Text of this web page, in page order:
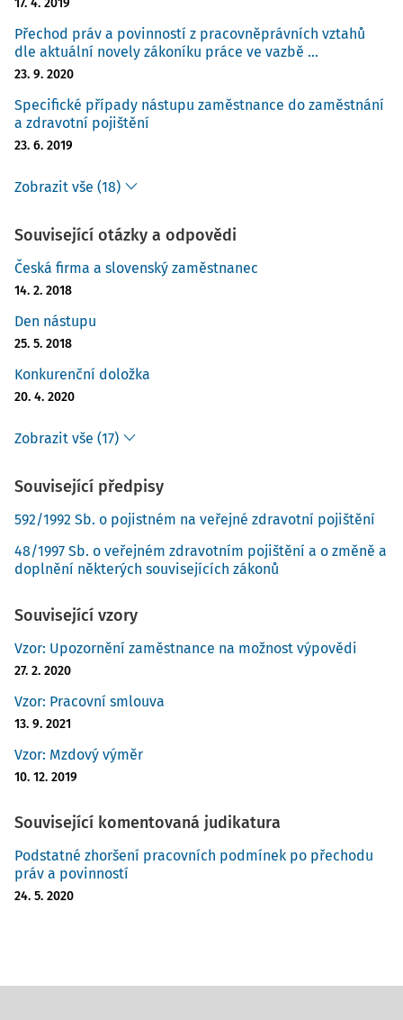
17. 4. 2019
Přechod práv a povinností z pracovněprávních vztahů
dle aktuální novely zákoníku práce ve vazbě ...
23. 9. 2020
Specifické případy nástupu zaměstnance do zaměstnání
a zdravotní pojištění
23. 6. 2019
Zobrazit vše (18)
Související otázky a odpovědi
Česká firma a slovenský zaměstnanec
14. 2. 2018
Den nástupu
25. 5. 2018
Konkurenční doložka
20. 4. 2020
Zobrazit vše (17)
Související předpisy
592/1992 Sb. o pojistném na veřejné zdravotní pojištění
48/1997 Sb. o veřejném zdravotním pojištění a o změně a
doplnění některých souvisejících zákonů
Související vzory
Vzor: Upozornění zaměstnance na možnost výpovědi
27. 2. 2020
Vzor: Pracovní smlouva
13. 9. 2021
Vzor: Mzdový výměr
10. 12. 2019
Související komentovaná judikatura
Podstatné zhoršení pracovních podmínek po přechodu
práv a povinností
24. 5. 2020